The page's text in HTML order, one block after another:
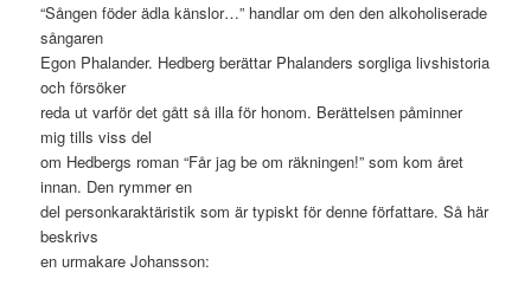
“Sången föder ädla känslor…” handlar om den den alkoholiserade
sångaren
Egon Phalander. Hedberg berättar Phalanders sorgliga livshistoria
och försöker
reda ut varför det gått så illa för honom. Berättelsen påminner
mig tills viss del
om Hedbergs roman “Får jag be om räkningen!” som kom året
innan. Den rymmer en
del personkaraktäristik som är typiskt för denne författare. Så här
beskrivs
en urmakare Johansson: